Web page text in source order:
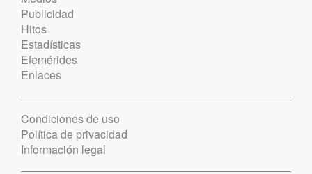
Publicidad
Hitos
Estadísticas
Efemérides
Enlaces
Condiciones de uso
Política de privacidad
Información legal